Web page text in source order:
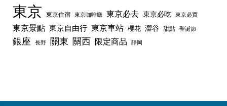
東京 東京住宿 東京咖啡廳 東京必去 東京必吃 東京必買
東京景點 東京自由行 東京車站 櫻花 澀谷 甜點 聖誕節
銀座 長野 關東 關西 限定商品 靜岡